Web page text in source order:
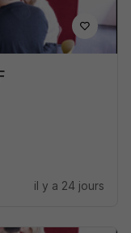
il y a 24 jours